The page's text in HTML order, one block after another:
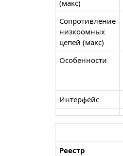
(макс)
Сопротивление
низкоомных
цепей (макс)
Особенности
Интерфейс
Реестр